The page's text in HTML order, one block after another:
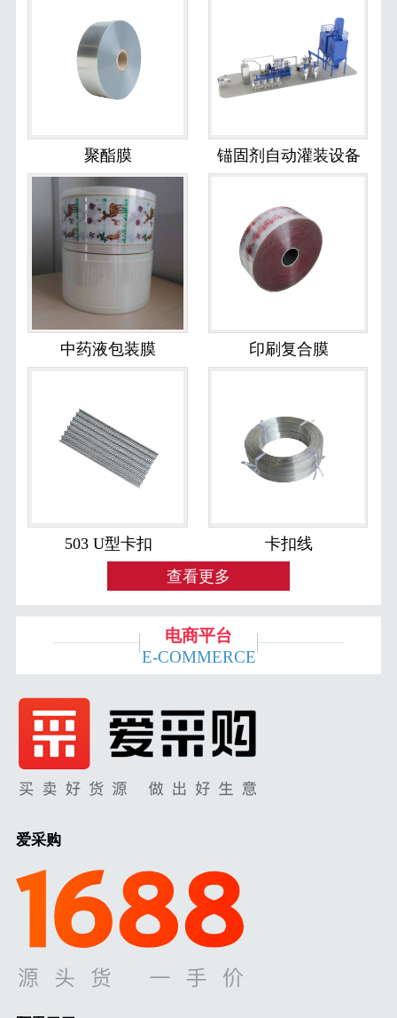
聚酯膜 锚固剂自动灌装设备
中药液包装膜 印刷复合膜
503 U型卡扣
卡扣线
查看更多
电商平台
E-COMMERCE
爱采购